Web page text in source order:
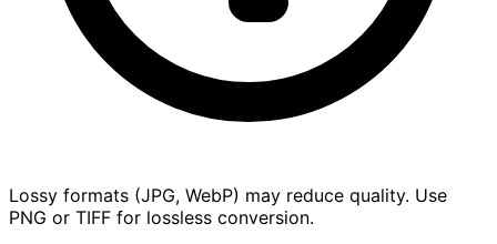
Lossy formats (JPG, WebP) may reduce quality. Use
PNG or TIFF for lossless conversion.